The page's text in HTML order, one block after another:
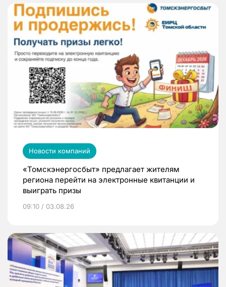
Новости компаний
«Томскэнергосбыт» предлагает жителям
региона перейти на электронные квитанции и
выиграть призы
09:10 / 03.08.26